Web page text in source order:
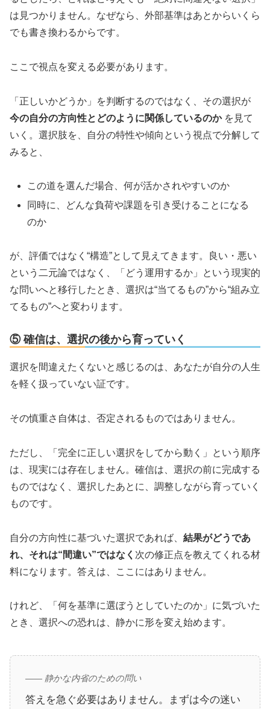
は見つかりません。なぜなら、外部基準はあとからいくら
でも書き換わるからです。
ここで視点を変える必要があります。
「正しいかどうか」を判断するのではなく、その選択が
今の自分の方向性とどのように関係しているのかを見て
いく。選択肢を、自分の特性や傾向という視点で分解して
みると、
この道を選んだ場合、何が活かされやすいのか
同時に、どんな負荷や課題を引き受けることになる
のか
が、評価ではなく“構造”として見えてきます。良い・悪い
という二元論ではなく、「どう運用するか」という現実的
な問いへと移行したとき、選択は“当てるもの”から“組み立
てるもの”へと変わります。
⑤ 確信は、選択の後から育っていく
選択を間違えたくないと感じるのは、あなたが自分の人生
を軽く扱っていない証です。
その慎重さ自体は、否定されるものではありません。
ただし、「完全に正しい選択をしてから動く」という順序
は、現実には存在しません。確信は、選択の前に完成する
ものではなく、選択したあとに、調整しながら育っていく
ものです。
自分の方向性に基づいた選択であれば、 結果がどうであ
れ、それは“間違い”ではなく 次の修正点を教えてくれる材
料になります。答えは、ここにはありません。
けれど、「何を基準に選ぼうとしていたのか」に気づいた
とき、選択への恐れは、静かに形を変え始めます。
—— 静かな内省のための問い
答えを急ぐ必要はありません。まずは今の迷い